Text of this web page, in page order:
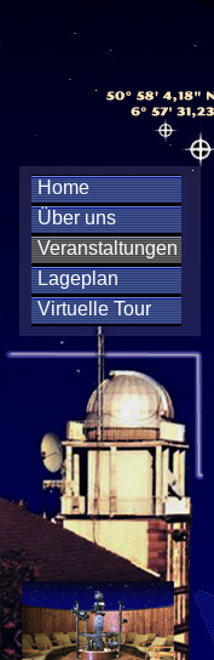
Home
Über uns
Veranstaltungen
Lageplan
Virtuelle Tour